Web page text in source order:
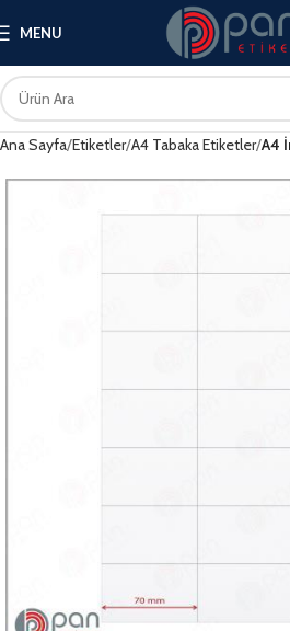
MENU
Ana Sayfa Etiketler A4 Tabaka Etiketler A4